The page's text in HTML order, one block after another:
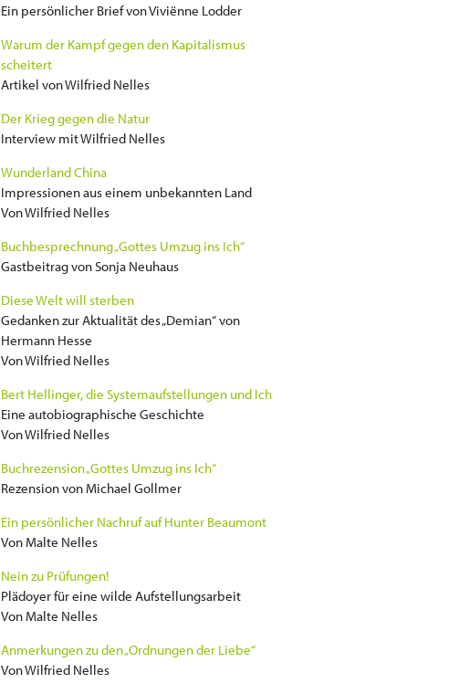
Ein persönlicher Brief von Viviënne Lodder
Warum der Kampf gegen den Kapitalismus
scheitert
Artikel von Wilfried Nelles
Der Krieg gegen die Natur
Interview mit Wilfried Nelles
Wunderland China
Impressionen aus einem unbekannten Land
Von Wilfried Nelles
Buchbesprechnung „Gottes Umzug ins Ich“
Gastbeitrag von Sonja Neuhaus
Diese Welt will sterben
Gedanken zur Aktualität des „Demian“ von
Hermann Hesse
Von Wilfried Nelles
Bert Hellinger, die Systemaufstellungen und Ich
Eine autobiographische Geschichte
Von Wilfried Nelles
Buchrezension „Gottes Umzug ins Ich“
Rezension von Michael Gollmer
Ein persönlicher Nachruf auf Hunter Beaumont
Von Malte Nelles
Nein zu Prüfungen!
Plädoyer für eine wilde Aufstellungsarbeit
Von Malte Nelles
Anmerkungen zu den „Ordnungen der Liebe“
Von Wilfried Nelles